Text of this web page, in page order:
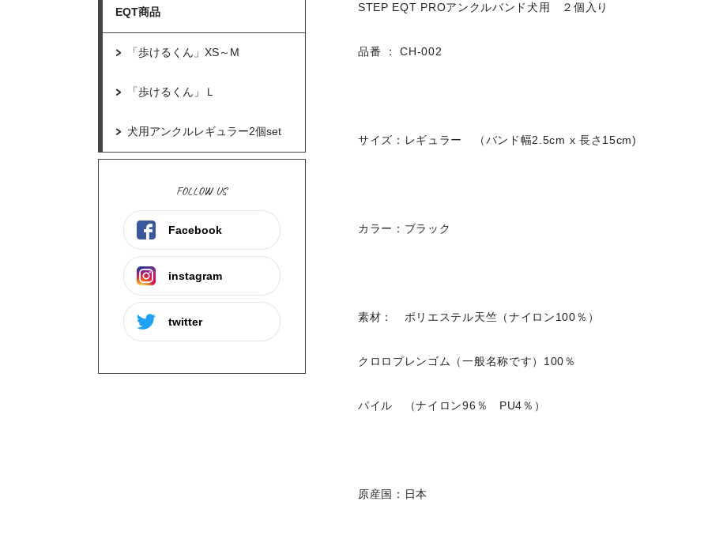
EQT商品
「歩けるくん」XS～M
「歩けるくん」Ｌ
犬用アンクルレギュラー2個set
FOLLOW US
Facebook
instagram
twitter
STEP EQT PROアンクルバンド犬用 ２個入り
品番 ： CH-002
サイズ：レギュラー （バンド幅2.5cm x 長さ15cm)
カラー：ブラック
素材： ポリエステル天竺（ナイロン100％）
クロロプレンゴム（一般名称です）100％
パイル （ナイロン96％ PU4％）
原産国：日本